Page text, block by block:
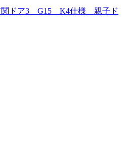
関ドア3 G15 K4仕様 親子ド